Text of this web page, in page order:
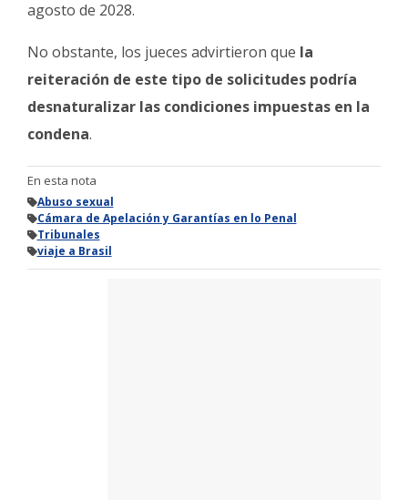
agosto de 2028.
No obstante, los jueces advirtieron que la
reiteración de este tipo de solicitudes podría
desnaturalizar las condiciones impuestas en la
condena.
En esta nota
Abuso sexual
Cámara de Apelación y Garantías en lo Penal
Tribunales
viaje a Brasil